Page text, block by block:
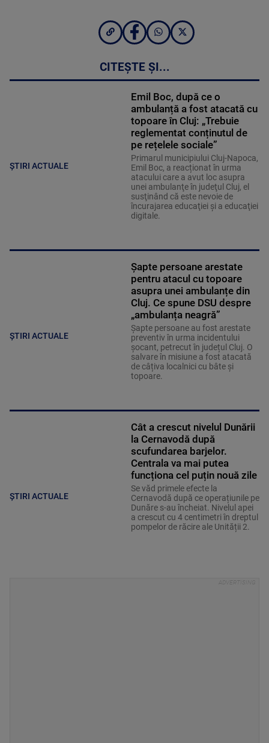
CITEȘTE ȘI...
ȘTIRI ACTUALE
Emil Boc, după ce o
ambulanță a fost atacată cu
topoare în Cluj: „Trebuie
reglementat conținutul de
pe rețelele sociale”
Primarul municipiului Cluj-Napoca,
Emil Boc, a reacționat în urma
atacului care a avut loc asupra
unei ambulanţe în judeţul Cluj, el
susţinând că este nevoie de
încurajarea educaţiei şi a educaţiei
digitale.
ȘTIRI ACTUALE
Șapte persoane arestate
pentru atacul cu topoare
asupra unei ambulanțe din
Cluj. Ce spune DSU despre
„ambulanța neagră”
Șapte persoane au fost arestate
preventiv în urma incidentului
șocant, petrecut în județul Cluj. O
salvare în misiune a fost atacată
de câțiva localnici cu bâte și
topoare.
ȘTIRI ACTUALE
Cât a crescut nivelul Dunării
la Cernavodă după
scufundarea barjelor.
Centrala va mai putea
funcționa cel puțin nouă zile
Se văd primele efecte la
Cernavodă după ce operațiunile pe
Dunăre s-au încheiat. Nivelul apei
a crescut cu 4 centimetri în dreptul
pompelor de răcire ale Unității 2.